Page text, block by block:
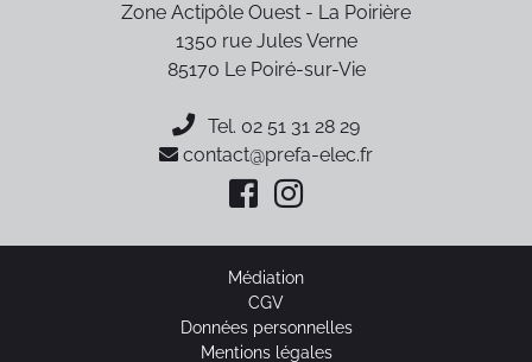
Zone Actipôle Ouest - La Poirière
1350 rue Jules Verne
85170 Le Poiré-sur-Vie
Tel. 02 51 31 28 29
contact@prefa-elec.fr
Médiation
CGV
Données personnelles
Mentions légales